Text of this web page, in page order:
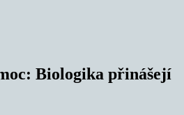
Biologika přinášejí